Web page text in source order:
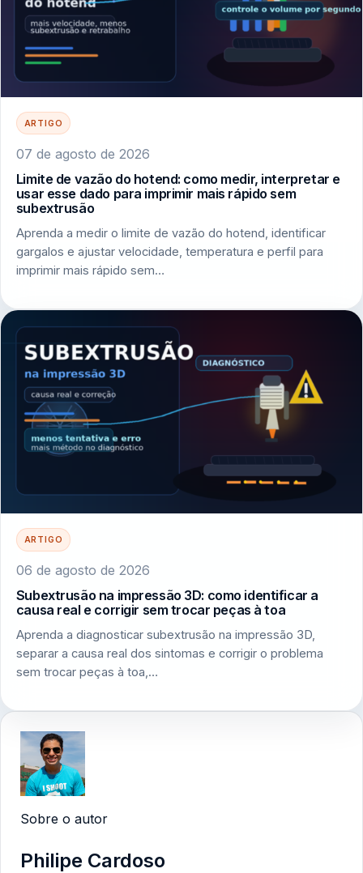
ARTIGO
07 de agosto de 2026
Limite de vazão do hotend: como medir, interpretar e
usar esse dado para imprimir mais rápido sem
subextrusão
Aprenda a medir o limite de vazão do hotend, identificar
gargalos e ajustar velocidade, temperatura e perfil para
imprimir mais rápido sem…
ARTIGO
06 de agosto de 2026
Subextrusão na impressão 3D: como identificar a
causa real e corrigir sem trocar peças à toa
Aprenda a diagnosticar subextrusão na impressão 3D,
separar a causa real dos sintomas e corrigir o problema
sem trocar peças à toa,…
Sobre o autor
Philipe Cardoso